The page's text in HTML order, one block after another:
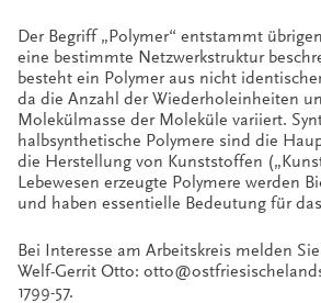
Der Begriff „Polymer“ entstammt
eine bestimmte Netzwerkstruktur
besteht ein Polymer aus nicht
da die Anzahl der Wiederholeinheiten
Molekülmasse der Moleküle variiert.
halbsynthetische Polymere sind die
die Herstellung von Kunststoffen
Lebewesen erzeugte Polymere werden
und haben essentielle Bedeutung für
Bei Interesse am Arbeitskreis melden
Welf-Gerrit Otto:
1799-57.